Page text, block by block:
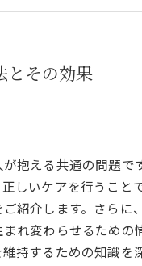
とその効果
抱える共通の問題
しいケアを行うこ
紹介します。さら
れ変わらせるため
持するための知識を